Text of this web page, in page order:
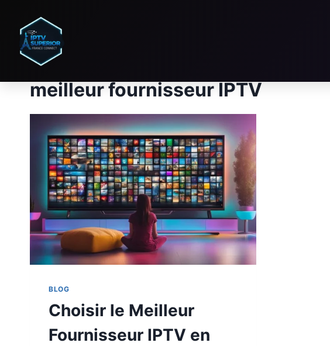
meilleur fournisseur IPTV
BLOG
Choisir le Meilleur
Fournisseur IPTV en